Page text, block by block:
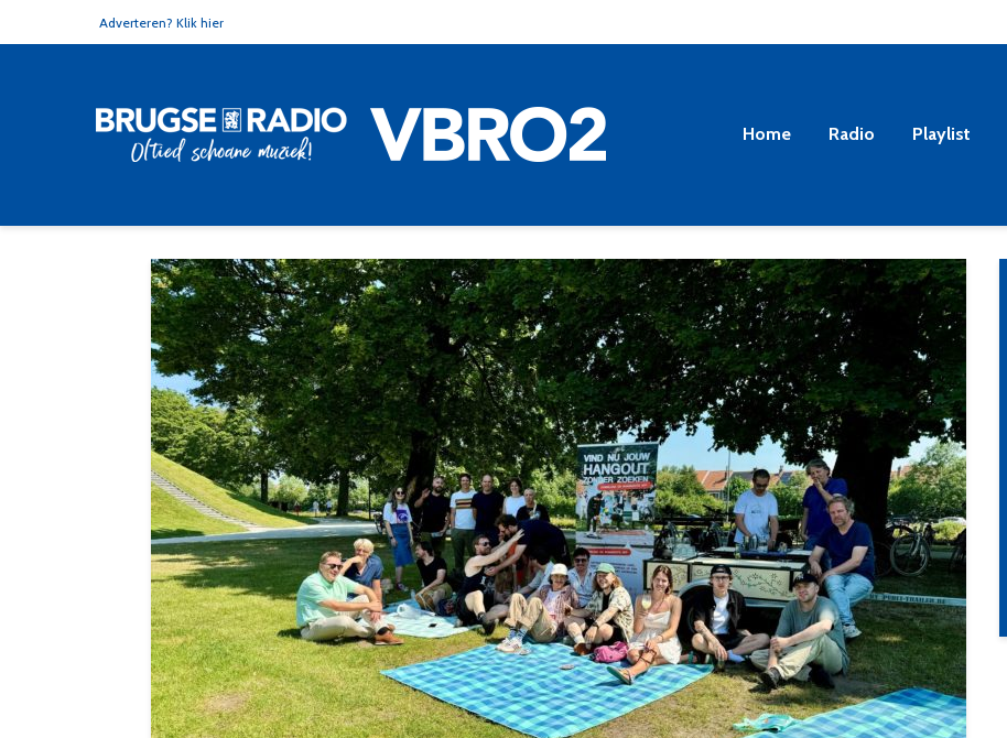
Adverteren? Klik hier
Home Radio Playlist